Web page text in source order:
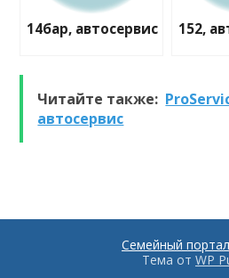
14бар, автосервис 152,
Читайте также:
автосервис
Семейный портал
Тема от WP